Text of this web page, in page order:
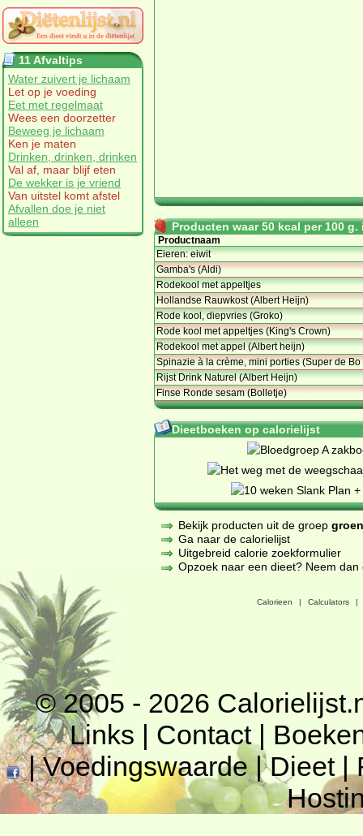
11 Afvaltips
Water zuivert je lichaam
Let op je voeding
Eet met regelmaat
Wees een doorzetter
Beweeg je lichaam
Ken je maten
Drinken, drinken, drinken
Val af, maar blijf eten
De wekker is je vriend
Van uitstel komt afstel
Afvallen doe je niet
alleen
Producten waar 50 kcal per 100
Productnaam
Eieren: eiwit
Gamba's (Aldi)
Rodekool met appeltjes
Hollandse Rauwkost (Albert Heijn)
Rode kool, diepvries (Groko)
Rode kool met appeltjes (King's Crown)
Rodekool met appel (Albert heijn)
Spinazie à la crème, mini porties (Super de Bo
Rijst Drink Naturel (Albert Heijn)
Finse Ronde sesam (Bolletje)
Dieetboeken op calorielijst
Bekijk producten uit de groep
Ga naar de calorielijst
Uitgebreid calorie zoekformulier
Opzoek naar een dieet? Neem
Calorieen | Calculators |
© 2005 - 2026
Links | Contact|
|Voedingswaarde|Dieet|